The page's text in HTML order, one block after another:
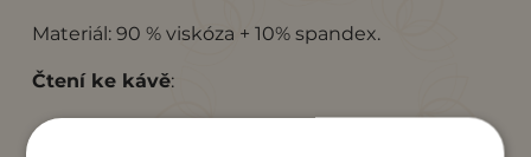
Materiál: 90 % viskóza + 10% spandex.
Čtení ke kávě: